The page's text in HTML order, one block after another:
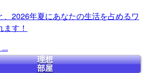
、2026年夏にあなたの生活を占めるワ
す！
...
理想
部屋